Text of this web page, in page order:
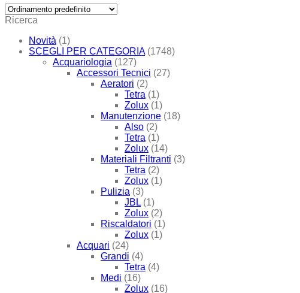
Ricerca
Novità (1)
SCEGLI PER CATEGORIA (1748)
Acquariologia (127)
Accessori Tecnici (27)
Aeratori (2)
Tetra (1)
Zolux (1)
Manutenzione (18)
Also (2)
Tetra (1)
Zolux (14)
Materiali Filtranti (3)
Tetra (2)
Zolux (1)
Pulizia (3)
JBL (1)
Zolux (2)
Riscaldatori (1)
Zolux (1)
Acquari (24)
Grandi (4)
Tetra (4)
Medi (16)
Zolux (16)